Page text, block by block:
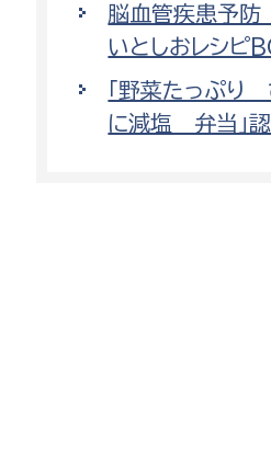
脳血管疾患予防
いとしおレシピ
「野菜たっぷり
に減塩 弁当」